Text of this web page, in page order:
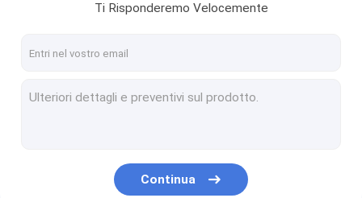
Selezionatore di colore del grano
Bean Color Sorter
Selezionatore di colore dei semi
Ti Risponderemo Velocemente
Continua